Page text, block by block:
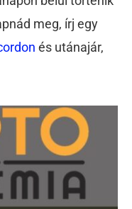
meg, írj egy
és utánajár,